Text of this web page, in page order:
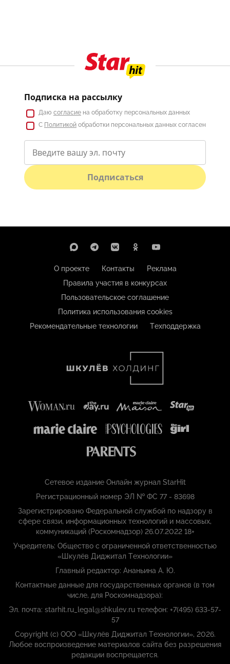
Подписка на рассылку
Даю согласие на обработку персональных данных
С Политикой обработки персональных данных согласен
Подписаться
О проекте Контакты
Реклама
Правила участия в конкурсах
Пользовательское соглашение
Политика использования cookies
Рекомендательные технологии
Техподдержка
Сетевое издание Онлайн журнал StarHit
Регистрационный номер ЭЛ № ФС 77 - 83698
Зарегистрировано Федеральной службой по надзору в
сфере связи, информационных технологий и массовых,
коммуникаций (Роскомнадзор) 26.07.2022 18+
Учредитель: Общество с ограниченной ответственностью
«Шкулёв Диджитал Технологии»
Главный редактор: Ананьина А. Ю.
Контактные данные для государственных органов (в том
числе, для Роскомнадзора):
Эл. почта: starhit.ru_legal@shkulev.ru телефон: +7(495) 633-57-
57
Copyright (с) ООО «Шкулёв Диджитал Технологии», 2026.
Любое воспроизведение материалов сайта без разрешения
редакции воспрещается.